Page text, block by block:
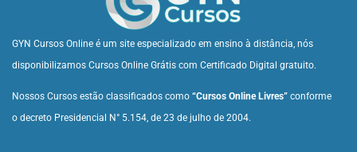
GYN Cursos Online é um site especializado em ensino à distância, nós
disponibilizamos Cursos Online Grátis com Certificado Digital gratuito.
Nossos Cursos estão classificados como “Cursos Online Livres” conforme
o decreto Presidencial N° 5.154, de 23 de julho de 2004.